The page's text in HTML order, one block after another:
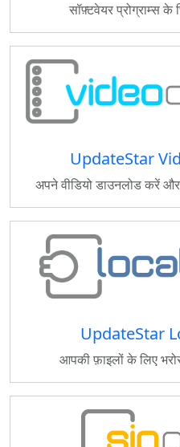
सॉफ़्टवेयर प्रोग्राम्स के
UpdateStar
अपने वीडियो डाउनलोड करें
UpdateStar
आपकी फ़ाइलों के लिए